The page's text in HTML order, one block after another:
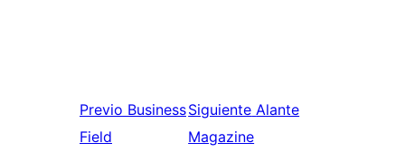
Previo Business
Field
Siguiente Alante
Magazine